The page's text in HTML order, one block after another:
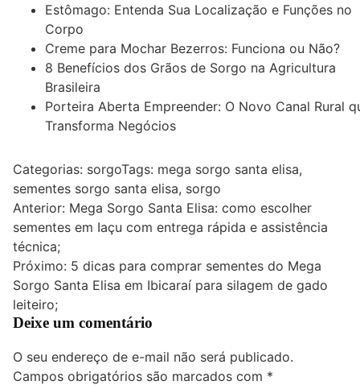
Estômago: Entenda Sua Localização e Funções no
Corpo
Creme para Mochar Bezerros: Funciona ou Não?
8 Benefícios dos Grãos de Sorgo na Agricultura
Brasileira
Porteira Aberta Empreender: O Novo Canal Rural
Transforma Negócios
Categorias: sorgoTags: mega sorgo santa elisa,
sementes sorgo santa elisa, sorgo
Navegação
de
Post
Anterior: Mega Sorgo Santa Elisa: como escolher
sementes em Iaçu com entrega rápida e assistência
técnica;
Próximo: 5 dicas para comprar sementes do Mega
Sorgo Santa Elisa em Ibicaraí para silagem de gado
leiteiro;
Deixe um comentário
O seu endereço de e-mail não será publicado.
Campos obrigatórios são marcados com *